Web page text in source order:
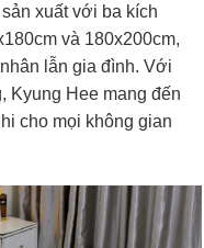
xuất với ba kích
và 180x200cm,
lẫn gia đình. Với
Kyung Hee mang đến
cho mọi không gian